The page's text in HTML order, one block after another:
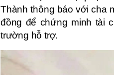
Thành thông báo với cha
đồng để chứng minh tài
trường hỗ trợ.